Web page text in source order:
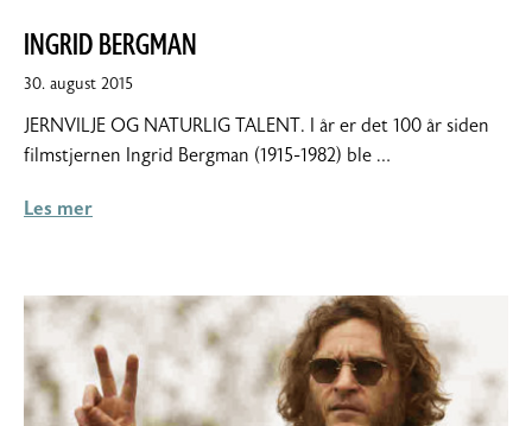
INGRID BERGMAN
30. august 201530.
2015
JERNVILJE OG NATURLIG TALENT. I år er det 100 år siden
filmstjernen Ingrid Bergman (1915-1982) ble …
Les mer